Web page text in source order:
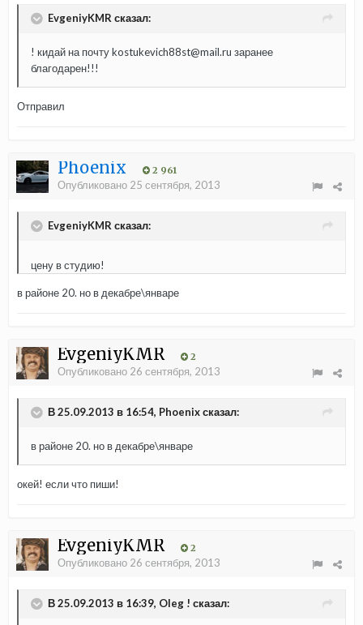
EvgeniyKMR сказал:
! кидай на почту kostukevich88st@mail.ru заранее
благодарен!!!
Отправил
Phoenix 2 961
Опубликовано 25 сентября, 2013
EvgeniyKMR сказал:
цену в студию!
в районе 20. но в декабре\январе
EvgeniyKMR 2
Опубликовано 26 сентября, 2013
В 25.09.2013 в 16:54, Phoenix сказал:
в районе 20. но в декабре\январе
окей! если что пиши!
EvgeniyKMR 2
Опубликовано 26 сентября, 2013
В 25.09.2013 в 16:39, Oleg ! сказал: